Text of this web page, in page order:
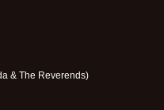
& The Reverends)